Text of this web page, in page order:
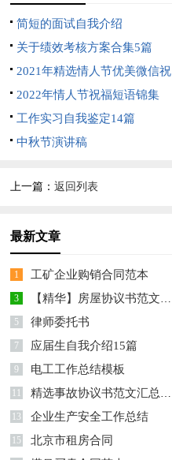
简短的面试自我介绍
关于绩效考核方案合集5篇
2021年精选情人节优美微信祝
福语摘录49条
2022年情人节祝福短语锦集
100条
工作实习自我鉴定14篇
中秋节演讲稿
上一篇：返回列表
最新文章
1 工矿企业购销合同范本
3 【精华】房屋协议书范文合集10篇
5 律师委托书
7 应届生自我介绍15篇
9 电工工作总结模板
11 精选事故协议书范文汇总8篇
13 企业生产安全工作总结
15 北京市租房合同